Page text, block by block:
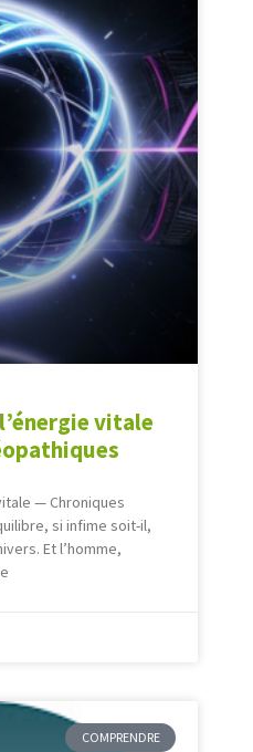
vitale
— Chroniques
si infime soit-il,
Et l’homme,
COMPRENDRE